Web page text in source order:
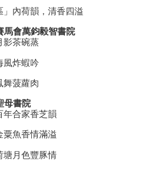
內荷韻，清香四溢
馬會萬鈞毅智書院
茶碗蒸
炸蝦吟
菠蘿肉
母書院
合家香芝韻
魚香情滿溢
月色豐豚情